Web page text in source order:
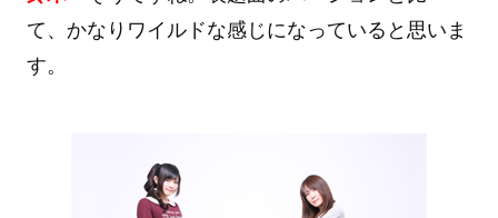
て、かなりワイルドな感じになっていると思いま
す。